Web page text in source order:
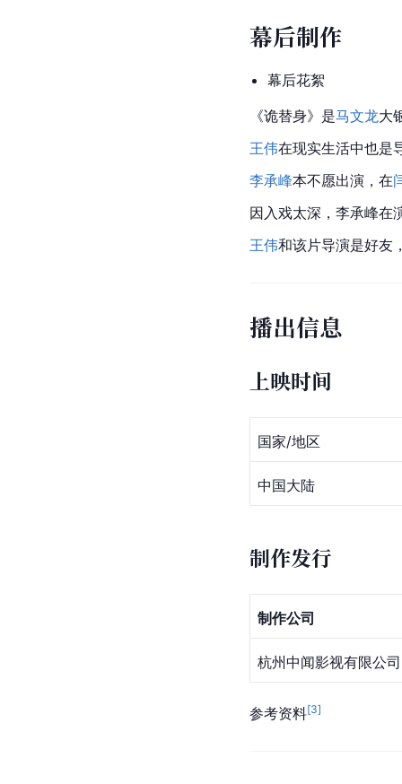
幕后制作
幕后花絮
《诡替身》是马文龙大
王伟在现实生活中也是
李承峰本不愿出演，在
因入戏太深，李承峰在
王伟和该片导演是好友
播出信息
上映时间
国家/地区
中国大陆
制作发行
制作公司
杭州中闻影视有限公司
参考资料[3]